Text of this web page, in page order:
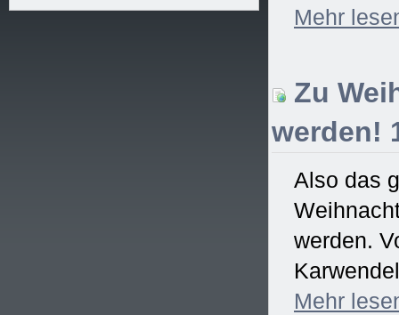
Mehr
Zu
werden!
Also das
werden.
Mehr